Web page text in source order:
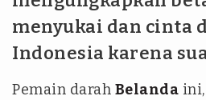
menyukai dan cinta
Indonesia karena
Pemain darah Belanda